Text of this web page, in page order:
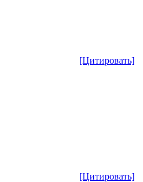
[Цитировать]
[Цитировать]